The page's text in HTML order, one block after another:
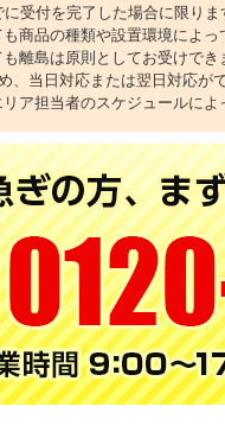
受付を完了した場合に限りま
商品の種類や設置環境によっ
離島は原則としてお受けでき
、当日対応または翌日対応が
ア担当者のスケジュールに